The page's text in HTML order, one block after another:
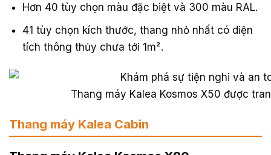
Hơn 40 tùy chọn màu đặc biệt và 300 màu RAL.
41 tùy chọn kích thước, thang nhỏ nhất có diện
tích thông thủy chưa tới 1m².
Thang máy Kalea Kosmos X50 được
Thang máy Kalea Cabin